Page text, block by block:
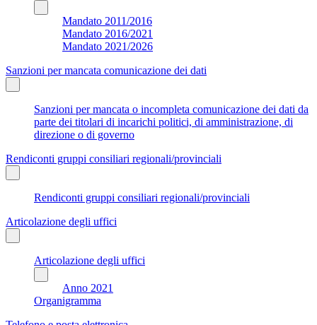
Mandato 2011/2016
Mandato 2016/2021
Mandato 2021/2026
Sanzioni per mancata comunicazione dei dati
Sanzioni per mancata o incompleta comunicazione dei dati da
parte dei titolari di incarichi politici, di amministrazione, di
direzione o di governo
Rendiconti gruppi consiliari regionali/provinciali
Rendiconti gruppi consiliari regionali/provinciali
Articolazione degli uffici
Articolazione degli uffici
Anno 2021
Organigramma